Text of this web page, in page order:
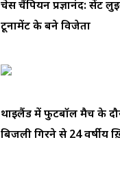
चेस चैंपियन प्रज्ञानंद: सेंट
टूर्नामेंट के बने विजेता
थाईलैंड में फुटबॉल मैच के
बिजली गिरने से 24 वर्षीय